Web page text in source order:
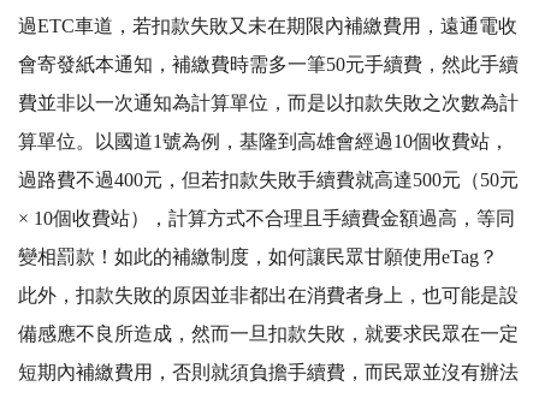
過ETC車道，若扣款失敗又未在期限內補繳費用，遠通電收
會寄發紙本通知，補繳費時需多一筆50元手續費，然此手續
費並非以一次通知為計算單位，而是以扣款失敗之次數為計
算單位。以國道1號為例，基隆到高雄會經過10個收費站，
過路費不過400元，但若扣款失敗手續費就高達500元（50元
× 10個收費站），計算方式不合理且手續費金額過高，等同
變相罰款！如此的補繳制度，如何讓民眾甘願使用eTag？
此外，扣款失敗的原因並非都出在消費者身上，也可能是設
備感應不良所造成，然而一旦扣款失敗，就要求民眾在一定
短期內補繳費用，否則就須負擔手續費，而民眾並沒有辦法